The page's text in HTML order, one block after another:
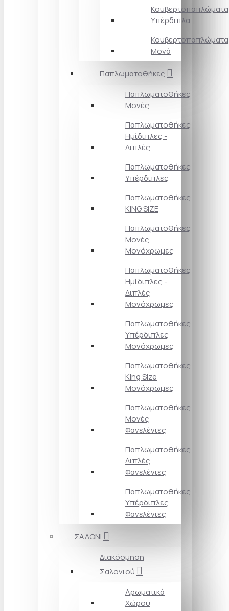
Κουβερτοπαπλώματα
Υπέρδιπλα
Κουβερτοπαπλώματα
Μονά
Παπλωματοθήκες
Παπλωματοθήκες
Μονές
Παπλωματοθήκες
Ημίδιπλες -
Διπλές
Παπλωματοθήκες
Υπέρδιπλες
Παπλωματοθήκες
KING SIZE
Παπλωματοθήκες
Μονές
Μονόχρωμες
Παπλωματοθήκες
Ημίδιπλες -
Διπλές
Μονόχρωμες
Παπλωματοθήκες
Υπέρδιπλες
Μονόχρωμες
Παπλωματοθήκες
King Size
Μονόχρωμες
Παπλωματοθήκες
Μονές
Φανελένιες
Παπλωματοθήκες
Διπλές
Φανελένιες
Παπλωματοθήκες
Υπέρδιπλες
Φανελένιες
ΣΑΛΟΝΙ
Διακόσμηση
Σαλονιού
Αρωματικά
Χώρου